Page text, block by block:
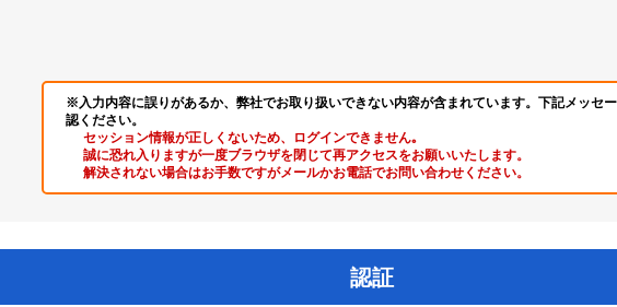
※入力内容に誤りがあるか、弊社でお取り扱いできない内容が含まれています。下記メッセ
認ください。
セッション情報が正しくないため、ログインできません｡
誠に恐れ入りますが一度ブラウザを閉じて再アクセスをお願いいたします。
解決されない場合はお手数ですがメールかお電話でお問い合わせください。
認証